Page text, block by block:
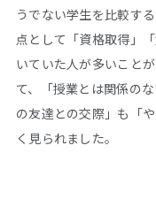
うでない学生を比較す
点として「資格取得」
いていた人が多いこと
て、「授業とは関係の
の友達との交際」も「
く見られました。